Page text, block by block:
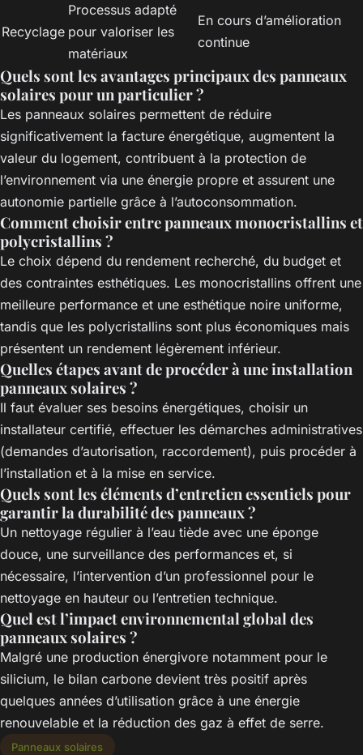
Recyclage
Processus adapté
pour valoriser les
matériaux
En cours d’amélioration
continue
Quels sont les avantages principaux des panneaux
solaires pour un particulier ?
Les panneaux solaires permettent de réduire
significativement la facture énergétique, augmentent la
valeur du logement, contribuent à la protection de
l’environnement via une énergie propre et assurent une
autonomie partielle grâce à l’autoconsommation.
Comment choisir entre panneaux monocristallins et
polycristallins ?
Le choix dépend du rendement recherché, du budget et
des contraintes esthétiques. Les monocristallins offrent une
meilleure performance et une esthétique noire uniforme,
tandis que les polycristallins sont plus économiques mais
présentent un rendement légèrement inférieur.
Quelles étapes avant de procéder à une installation
panneaux solaires ?
Il faut évaluer ses besoins énergétiques, choisir un
installateur certifié, effectuer les démarches administratives
(demandes d’autorisation, raccordement), puis procéder à
l’installation et à la mise en service.
Quels sont les éléments d’entretien essentiels pour
garantir la durabilité des panneaux ?
Un nettoyage régulier à l’eau tiède avec une éponge
douce, une surveillance des performances et, si
nécessaire, l’intervention d’un professionnel pour le
nettoyage en hauteur ou l’entretien technique.
Quel est l’impact environnemental global des
panneaux solaires ?
Malgré une production énergivore notamment pour le
silicium, le bilan carbone devient très positif après
quelques années d’utilisation grâce à une énergie
renouvelable et la réduction des gaz à effet de serre.
Panneaux solaires